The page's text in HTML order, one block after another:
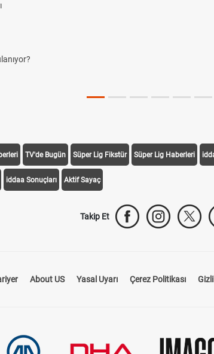
TV'de Bugün Süper Lig Fikstür Süper Lig Haberleri
iddaa Sonuçları Aktif Sayaç
Takip Et
About US Yasal Uyarı Çerez Politikası